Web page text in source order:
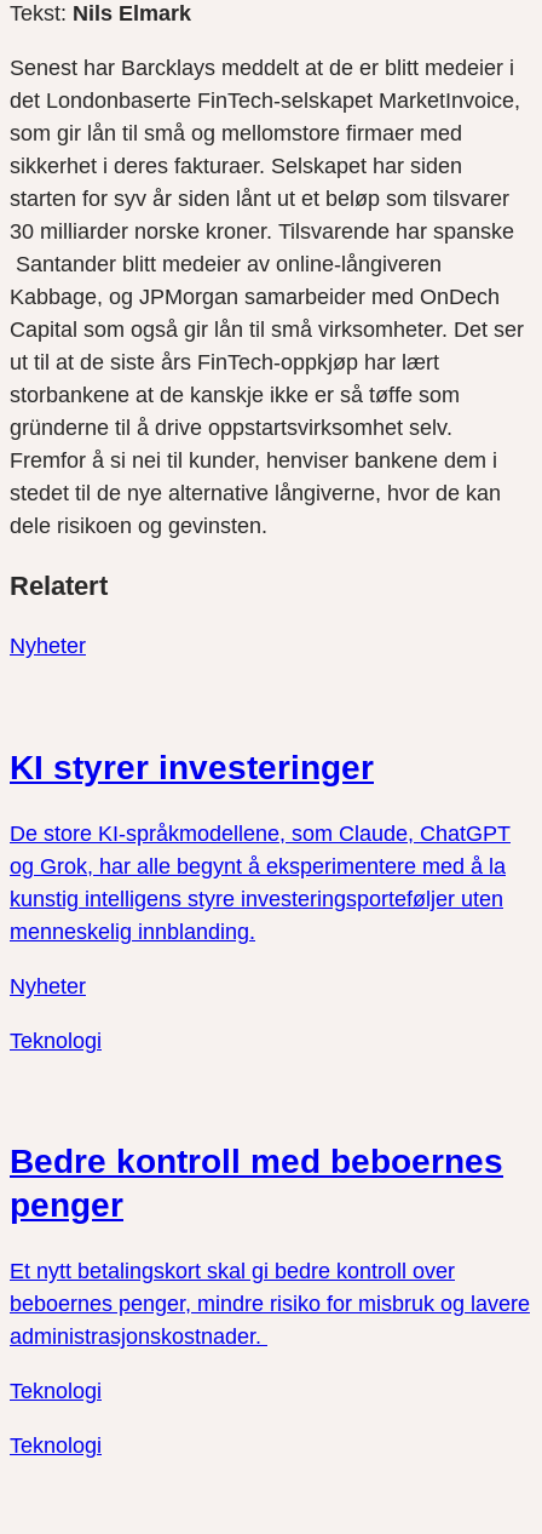
Tekst: Nils Elmark
Senest har Barcklays meddelt at de er blitt medeier i
det Londonbaserte FinTech-selskapet MarketInvoice,
som gir lån til små og mellomstore firmaer med
sikkerhet i deres fakturaer. Selskapet har siden
starten for syv år siden lånt ut et beløp som tilsvarer
30 milliarder norske kroner. Tilsvarende har spanske
Santander blitt medeier av online-långiveren
Kabbage, og JPMorgan samarbeider med OnDech
Capital som også gir lån til små virksomheter. Det ser
ut til at de siste års FinTech-oppkjøp har lært
storbankene at de kanskje ikke er så tøffe som
gründerne til å drive oppstartsvirksomhet selv.
Fremfor å si nei til kunder, henviser bankene dem i
stedet til de nye alternative långiverne, hvor de kan
dele risikoen og gevinsten.
Del
Del
twitter
Del
facebook
Relatert
Nyheter
KI styrer investeringer
De store KI-språkmodellene, som Claude, ChatGPT
og Grok, har alle begynt å eksperimentere med å la
kunstig intelligens styre investeringsporteføljer uten
menneskelig innblanding.
Nyheter
Teknologi
Bedre kontroll med beboernes
penger
Et nytt betalingskort skal gi bedre kontroll over
beboernes penger, mindre risiko for misbruk og lavere
administrasjonskostnader.
Teknologi
Teknologi